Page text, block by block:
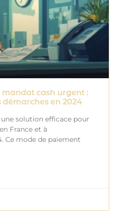
cash urgent :
en 2024
solution efficace pour
France et à
Ce mode de paiement